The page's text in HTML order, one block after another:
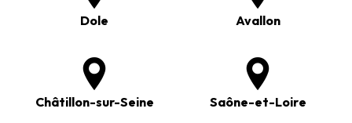
Dole Avallon
Châtillon-sur-Seine Saône-et-Loire